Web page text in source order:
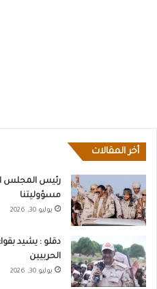
أخر المقالات
رئيس المجلس
مسؤوليتنا
يوليو 30, 2026
دقلو : يشيد
الحربيين
يوليو 30, 2026